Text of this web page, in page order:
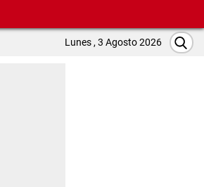
Lunes , 3 Agosto 2026